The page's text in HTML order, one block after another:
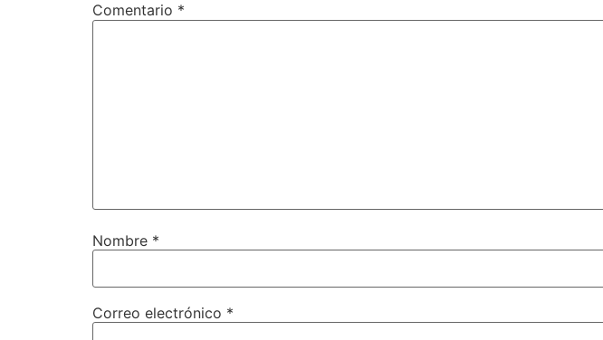
Comentario *
Nombre *
Correo electrónico *